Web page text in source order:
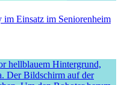
Einsatz im Seniorenheim